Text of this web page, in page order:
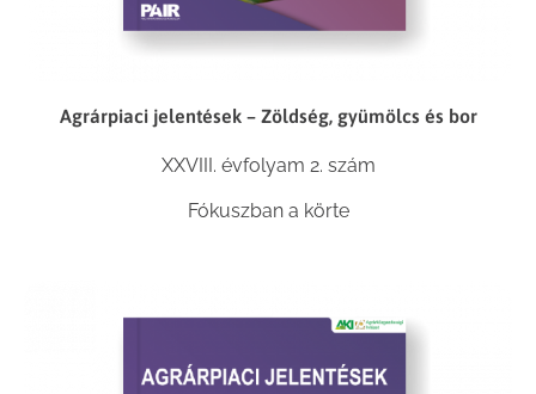
Agrárpiaci jelentések – Zöldség, gyümölcs és bor
XXVIII. évfolyam 2. szám
Fókuszban a körte